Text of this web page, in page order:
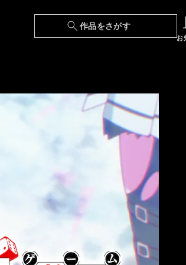
作品をさがす
お
『最強の王様、二度目の人生は何をする？』第
24話 配信日変更のお知らせ
【障害】映像再生における不具合に関しまして
【日本語字幕】【セリフ検索】新規追加のお知
【障害】Android TVにおける不具合に関しまし
て